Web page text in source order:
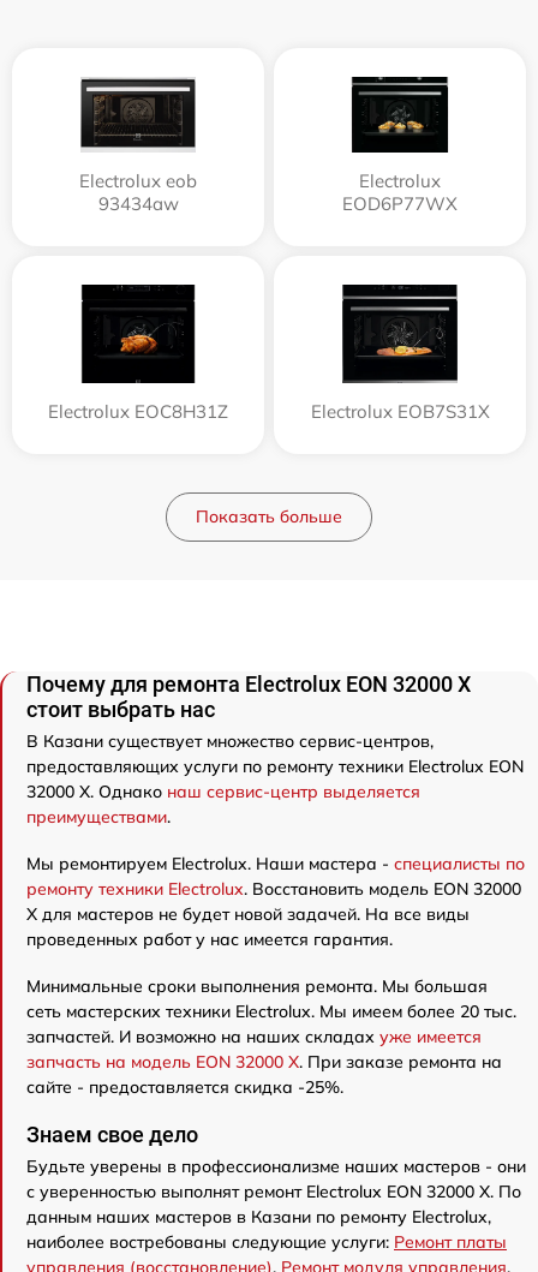
Electrolux eob
93434aw
Electrolux
EOD6P77WX
Electrolux EOC8H31Z Electrolux EOB7S31X
Показать больше
Почему для ремонта Electrolux EON 32000 X
стоит выбрать нас
В Казани существует множество сервис-центров,
предоставляющих услуги по ремонту техники Electrolux EON
32000 X. Однако наш сервис-центр выделяется
преимуществами.
Мы ремонтируем Electrolux. Наши мастера - специалисты по
ремонту техники Electrolux. Восстановить модель EON 32000
X для мастеров не будет новой задачей. На все виды
проведенных работ у нас имеется гарантия.
Минимальные сроки выполнения ремонта. Мы большая
сеть мастерских техники Electrolux. Мы имеем более 20 тыс.
запчастей. И возможно на наших складах уже имеется
запчасть на модель EON 32000 X. При заказе ремонта на
сайте - предоставляется скидка -25%.
Знаем свое дело
Будьте уверены в профессионализме наших мастеров - они
с уверенностью выполнят ремонт Electrolux EON 32000 X. По
данным наших мастеров в Казани по ремонту Electrolux,
наиболее востребованы следующие услуги: Ремонт платы
управления (восстановление), Ремонт модуля управления,